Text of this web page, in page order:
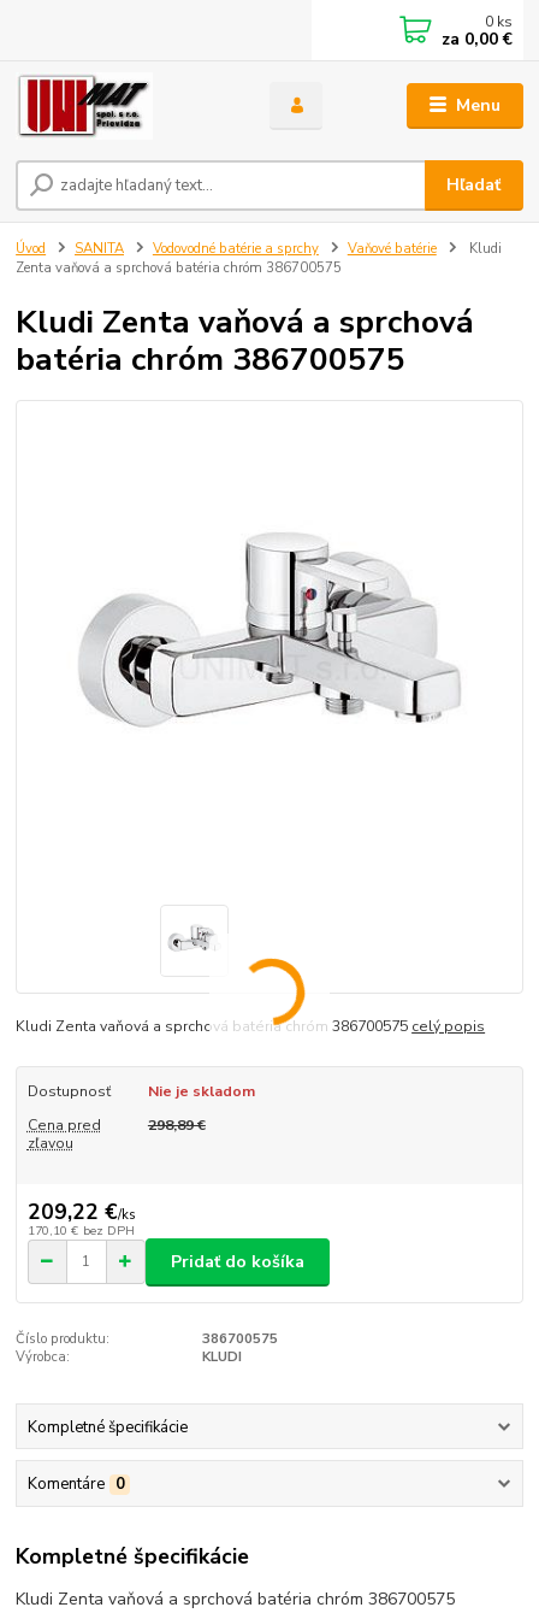
Menu
Hľadať
0 ks
za 0,00 €
Úvod SANITA Vodovodné batérie a sprchy Vaňové batérie
Kludi
Zenta vaňová a sprchová batéria chróm 386700575
Kludi Zenta vaňová a sprchová
batéria chróm 386700575
Kludi Zenta vaňová a sprchová batéria chróm 386700575 celý popis
Dostupnosť
Nie je skladom
Cena pred
zľavou
298,89 €
209,22 €/ks
170,10 € bez DPH
Pridať do košíka
Číslo produktu:
386700575
Výrobca:
KLUDI
Kompletné špecifikácie
Komentáre 0
Kompletné špecifikácie
Kludi Zenta vaňová a sprchová batéria chróm 386700575